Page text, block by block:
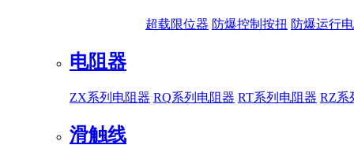
超载限位器 防爆控制按扭 防爆运行
电阻器
ZX系列电阻器 RQ系列电阻器 RT系列电阻器 RZ系
滑触线